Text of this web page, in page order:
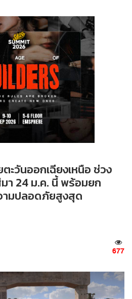
ะวันออกเฉียงเหนือ ช่วง
า 24 ม.ค. นี้ พร้อมยก
ามปลอดภัยสูงสุด
677